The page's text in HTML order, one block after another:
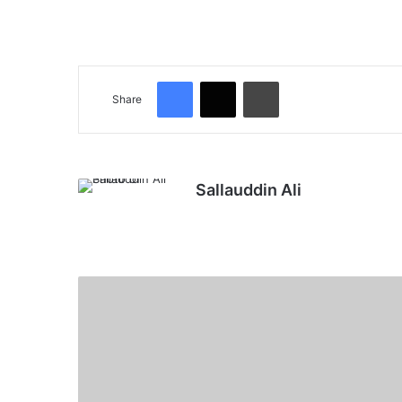
Share
Facebook
X Print
Sallauddin Ali